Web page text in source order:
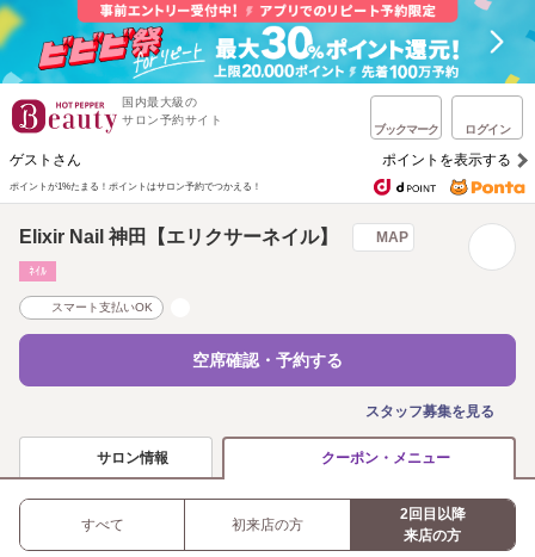
国内最大級の
サロン予約サイト
ブックマーク ログイン
ゲストさん ポイントを表示する
ポイントが1%たまる！ ポイントはサロン予約でつかえる！
Elixir Nail 神田【エリクサーネイル】 MAP
ﾈｲﾙ
スマート支払いOK
空席確認・予約する
スタッフ募集を見る
サロン情報 クーポン・メニュー
すべて 初来店の方
2回目以降
来店の方